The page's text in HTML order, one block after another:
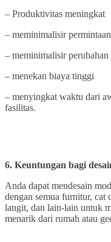
– Produktivitas meningkat
– meminimalisir
– meminimalisir perubahan
– menekan biaya tinggi
– menyingkat waktu dari
fasilitas.
6. Keuntungan bagi
Anda dapat mendesain
dengan semua furnitur, cat
langit, dan lain-lain untuk
menarik dari rumah atau